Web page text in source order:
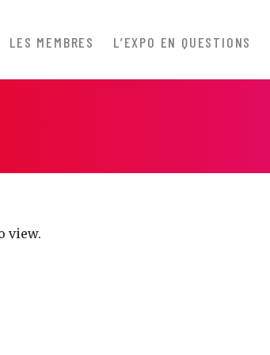
LES MEMBRES L’EXPO EN QUESTIONS
view.